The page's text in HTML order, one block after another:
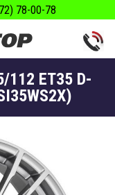
78-00-78
112 ET35 D-